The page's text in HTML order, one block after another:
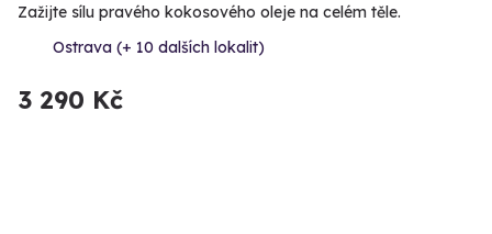
Zažijte sílu pravého kokosového oleje na celém těle.
Ostrava (+ 10 dalších lokalit)
3 290 Kč